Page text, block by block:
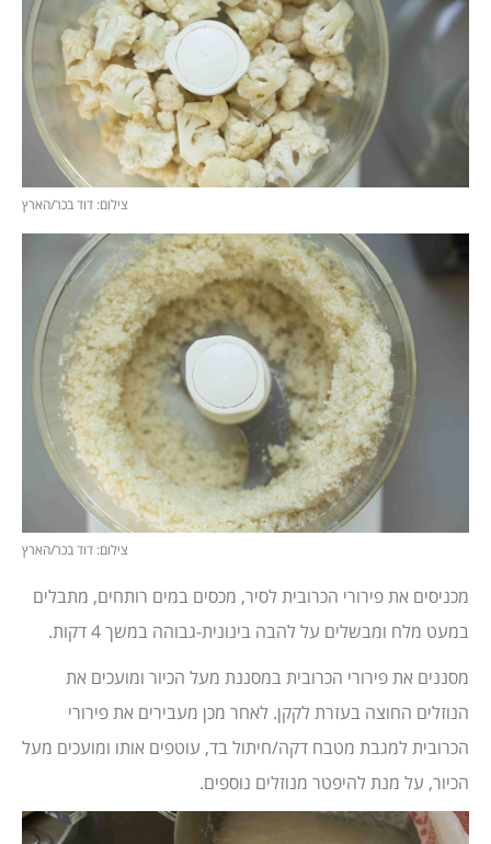
צילום: דוד בכר/הארץ
צילום: דוד בכר/הארץ
מכניסים את פירורי הכרובית לסיר, מכסים במים רותחים, מתבלים
במעט מלח ומבשלים על להבה בינונית-גבוהה במשך 4 דקות.
מסננים את פירורי הכרובית במסננת מעל הכיור ומועכים את
הנוזלים החוצה בעזרת לקקן. לאחר מכן מעבירים את פירורי
הכרובית למגבת מטבח דקה/חיתול בד, עוטפים אותו ומועכים מעל
הכיור, על מנת להיפטר מנוזלים נוספים.